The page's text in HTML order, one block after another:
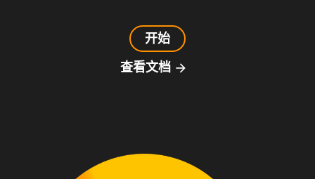
开始
查看文档 arrow_forward